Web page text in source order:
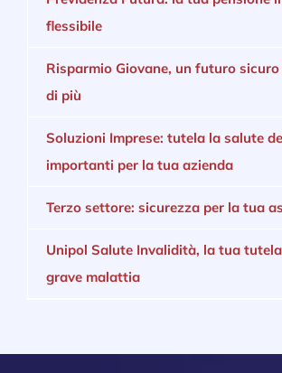
flessibile
Risparmio Giovane, un futuro
di più
Soluzioni Imprese: tutela la salute
importanti per la tua azienda
Terzo settore: sicurezza per la tua
Unipol Salute Invalidità, la tua
grave malattia